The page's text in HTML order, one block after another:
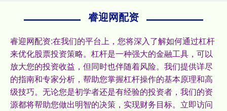
睿迎网配资
睿迎网配资:在我们的平台上，您将深入了解如何通过杠杆
来优化股票投资策略。杠杆是一种强大的金融工具，可以
放大您的投资收益，但同时也伴随着风险。我们提供详尽
的指南和专家分析，帮助您掌握杠杆操作的基本原理和高
级技巧。无论您是初学者还是有经验的投资者，我们的资
源都将帮助您做出明智的决策，实现财务目标。立即访问